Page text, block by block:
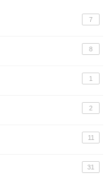
7
8
1
2
11
31